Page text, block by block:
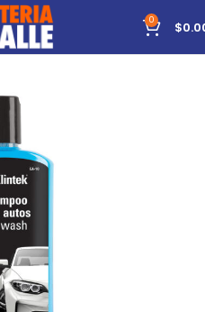
0 $